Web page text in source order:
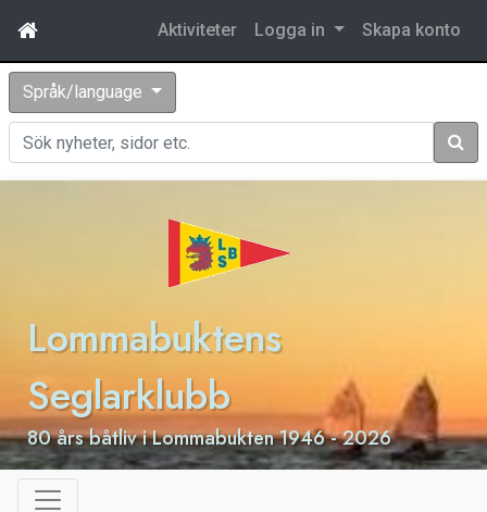
Aktiviteter Logga in Skapa konto
Språk/language
Sök
Lommabuktens
Seglarklubb
80 års båtliv i Lommabukten 1946 - 2026